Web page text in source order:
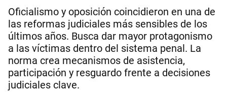
Oficialismo y oposición coincidieron en una de
las reformas judiciales más sensibles de los
últimos años. Busca dar mayor protagonismo
a las víctimas dentro del sistema penal. La
norma crea mecanismos de asistencia,
participación y resguardo frente a decisiones
judiciales clave.